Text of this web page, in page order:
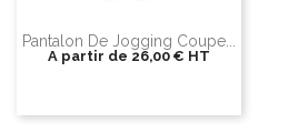
Pantalon De Jogging Coupe...
A partir de 26,00 € HT